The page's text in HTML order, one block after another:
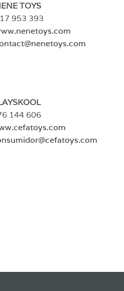
TOYS
953 393
144 606